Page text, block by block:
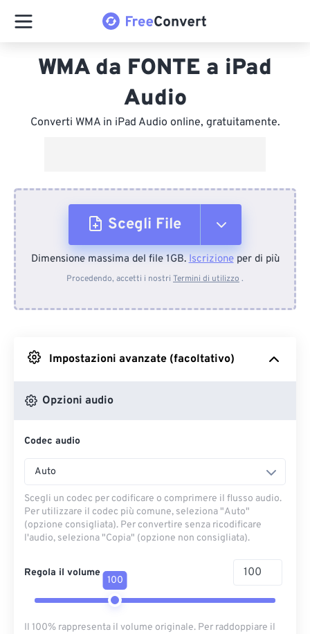
WMA da FONTE a iPad
Audio
Converti WMA in iPad Audio online, gratuitamente.
Scegli File
Dal dispositivo
Da Google Drive
Dimensione massima del file 1GB.Iscrizioneper di più
Procedendo, accetti i nostri Termini di utilizzo .
Impostazioni avanzate (facoltativo)
Opzioni audio
Codec audio
Auto
Scegli un codec per codificare o comprimere il flusso audio.
Per utilizzare il codec più comune, seleziona "Auto"
(opzione consigliata). Per convertire senza ricodificare
l'audio, seleziona "Copia" (opzione non consigliata).
Regola il volume
100
Il 100% rappresenta il volume originale. Per raddoppiare il